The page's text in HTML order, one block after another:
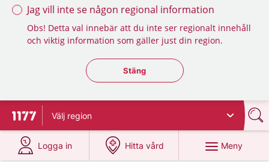
Jag vill inte se någon regional information
Obs! Detta val innebär att du inte ser regionalt innehåll
och viktig information som gäller just din region.
Stäng regionsväljaren
Stäng
Till startsidan för 1177
Välj region
Logga in
på 1177.se
Hitta vård
på 1177.se
Meny